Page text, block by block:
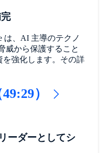
は、AI 主導のテクノ
威から保護すること
を強化します。その詳
）
ーダーとしてシ